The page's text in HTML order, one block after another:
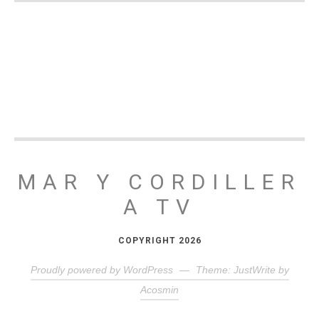
MAR Y CORDILLER
A TV
COPYRIGHT 2026
Proudly powered by WordPress —
Theme: JustWrite by
Acosmin